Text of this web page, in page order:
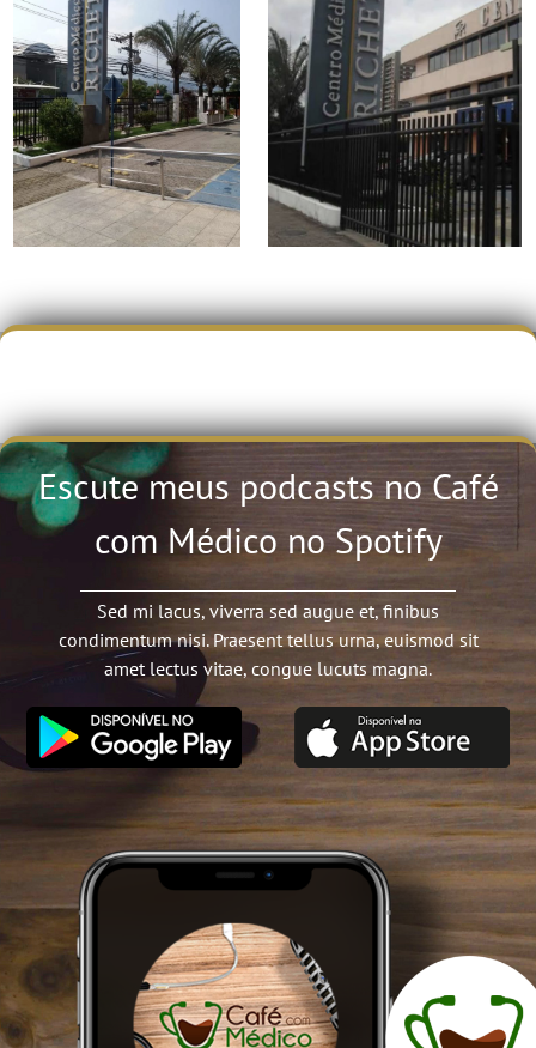
Escute meus podcasts no Café
com Médico no Spotify
Sed mi lacus, viverra sed augue et, finibus
condimentum nisi. Praesent tellus urna, euismod sit
amet lectus vitae, congue lucuts magna.